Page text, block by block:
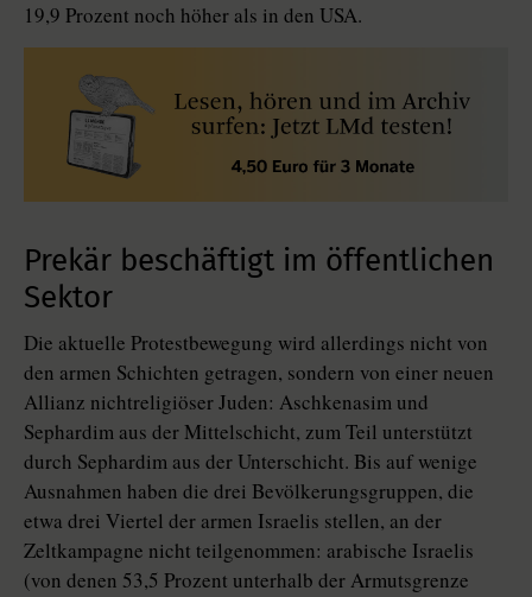
19,9 Prozent noch höher als in den USA.
Prekär beschäftigt im öffentlichen
Sektor
Die aktuelle Protestbewegung wird allerdings nicht von
den armen Schichten getragen, sondern von einer neuen
Allianz nichtreligiöser Juden: Aschkenasim und
Sephardim aus der Mittelschicht, zum Teil unterstützt
durch Sephardim aus der Unterschicht. Bis auf wenige
Ausnahmen haben die drei Bevölkerungsgruppen, die
etwa drei Viertel der armen Israelis stellen, an der
Zeltkampagne nicht teilgenommen: arabische Israelis
(von denen 53,5 Prozent unterhalb der Armutsgrenze